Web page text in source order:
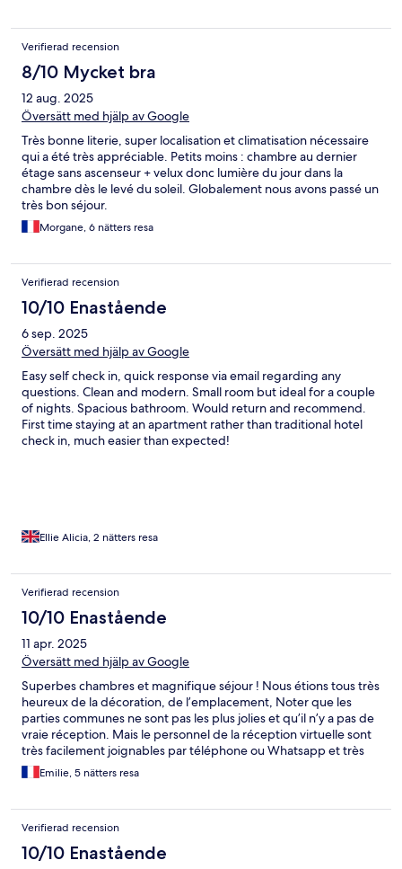
Verifierad recension
8/10 Mycket bra
12 aug. 2025
Översätt med hjälp av Google
Très bonne literie, super localisation et climatisation nécessaire
qui a été très appréciable. Petits moins : chambre au dernier
étage sans ascenseur + velux donc lumière du jour dans la
chambre dès le levé du soleil. Globalement nous avons passé un
très bon séjour.
Morgane, 6 nätters resa
Verifierad recension
10/10 Enastående
6 sep. 2025
Översätt med hjälp av Google
Easy self check in, quick response via email regarding any
questions. Clean and modern. Small room but ideal for a couple
of nights. Spacious bathroom. Would return and recommend.
First time staying at an apartment rather than traditional hotel
check in, much easier than expected!
Ellie Alicia, 2 nätters resa
Verifierad recension
10/10 Enastående
11 apr. 2025
Översätt med hjälp av Google
Superbes chambres et magnifique séjour ! Nous étions tous très
heureux de la décoration, de l’emplacement, Noter que les
parties communes ne sont pas les plus jolies et qu’il n’y a pas de
vraie réception. Mais le personnel de la réception virtuelle sont
très facilement joignables par téléphone ou Whatsapp et très
réactifs !Emilie, 5 nätters resa
Verifierad recension
10/10 Enastående